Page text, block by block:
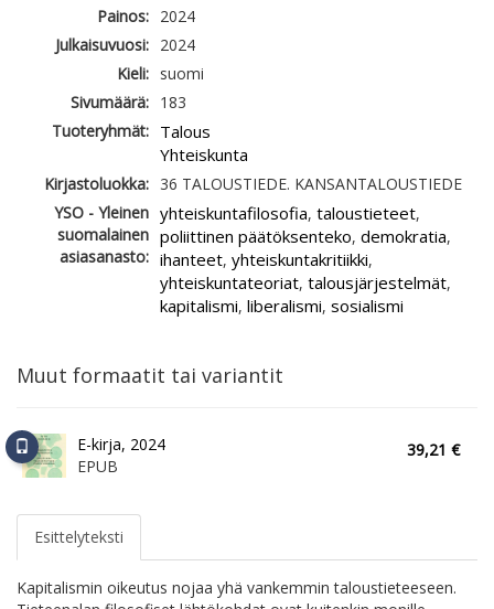
Painos: 2024
Julkaisuvuosi: 2024
Kieli: suomi
Sivumäärä: 183
Tuoteryhmät: Talous
Yhteiskunta
Kirjastoluokka: 36 TALOUSTIEDE. KANSANTALOUSTIEDE
YSO - Yleinen
suomalainen
asiasanasto:
yhteiskuntafilosofia, taloustieteet,
poliittinen päätöksenteko, demokratia,
ihanteet, yhteiskuntakritiikki,
yhteiskuntateoriat, talousjärjestelmät,
kapitalismi, liberalismi, sosialismi
Muut formaatit tai variantit
E-kirja, 2024
EPUB
39,21 €
Esittelyteksti
Kapitalismin oikeutus nojaa yhä vankemmin taloustieteeseen.